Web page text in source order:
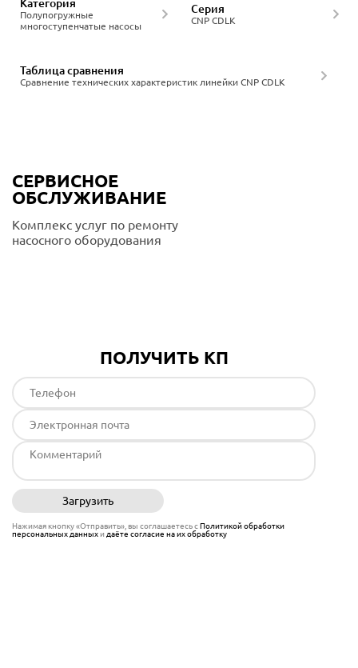
Полупогружные
многоступенчатые насосы
Категория
CNP CDLK
Серия
Сравнение технических характеристик линейки CNP CDLK
Таблица сравнения
СЕРВИСНОЕ
ОБСЛУЖИВАНИЕ
Комплекс услуг по ремонту
насосного оборудования
ПОЛУЧИТЬ КП
Загрузить
Нажимая кнопку «Отправить», вы соглашаетесь сПолитикой обработки
персональных данныхи даёте согласие на их обработку